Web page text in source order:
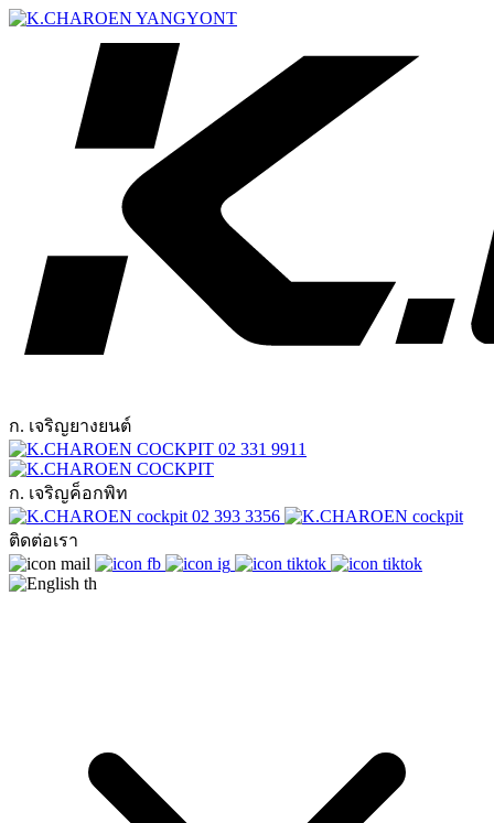
ก. เจริญยางยนต์
02 331 9911
ก. เจริญค็อกพิท
02 393 3356
ติดต่อเรา
th